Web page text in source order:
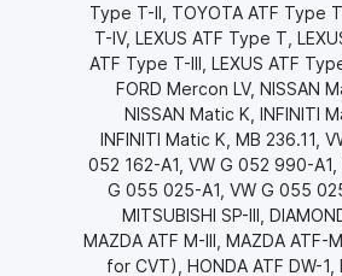
Type T-II, TOYOTA ATF Type
T-IV, LEXUS ATF Type T,
ATF Type T-III, LEXUS ATF
FORD Mercon LV, NISSAN
NISSAN Matic K, INFINITI
INFINITI Matic K, MB 236.11,
052 162-A1, VW G 052 990-
G 055 025-A1, VW G 055
MITSUBISHI SP-III,
MAZDA ATF M-III, MAZDA ATF-
for CVT), HONDA ATF DW-1,